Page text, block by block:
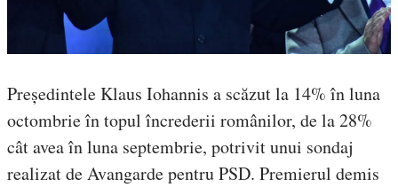
Președintele Klaus Iohannis a scăzut la 14% în luna
octombrie în topul încrederii românilor, de la 28%
cât avea în luna septembrie, potrivit unui sondaj
realizat de Avangarde pentru PSD. Premierul demis